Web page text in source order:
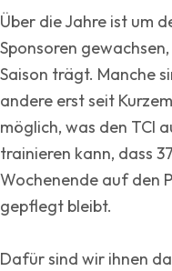
Über die Jahre ist um
Sponsoren
Saison trägt. Manche
andere erst seit
möglich, was den TCI
trainieren kann, dass
Wochenende auf den
gepflegt bleibt.
Dafür sind wir ihnen